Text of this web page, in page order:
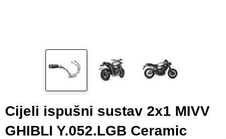
Cijeli ispušni sustav 2x1 MIVV
GHIBLI Y.052.LGB Ceramic